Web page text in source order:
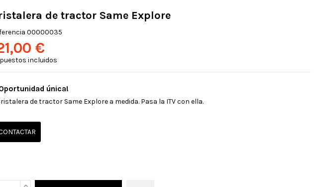
de tractor Same Explore
00000035
€
incluidos
única!
de tractor Same Explore a medida. Pasa la ITV con ella.